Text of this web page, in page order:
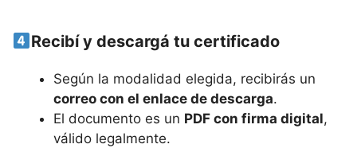
Recibí y descargá tu certificado
Según la modalidad elegida, recibirás un
correo con el enlace de descarga.
El documento es un PDF con firma digital,
válido legalmente.